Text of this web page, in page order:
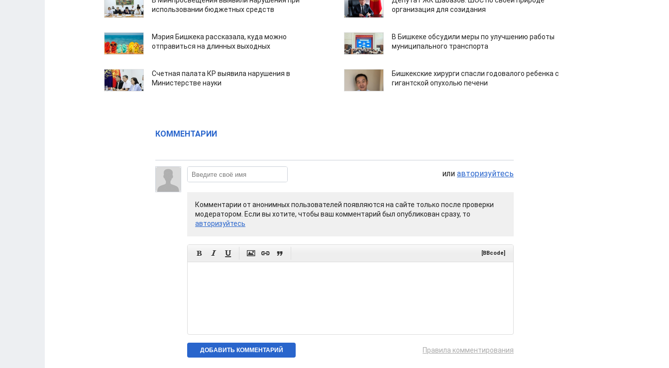
использовании бюджетных средств
организация для созидания
Мэрия Бишкека рассказала, куда можно
отправиться на длинных выходных
В Бишкеке обсудили меры по улучшению работы
муниципального транспорта
Счетная палата КР выявила нарушения в
Министерстве науки
Бишкекские хирурги спасли годовалого ребенка с
гигантской опухолью печени
КОММЕНТАРИИ
или авторизуйтесь
Комментарии от анонимных пользователей появляются на сайте только после проверки
модератором. Если вы хотите, чтобы ваш комментарий был опубликован сразу, то
авторизуйтесь
      [BBcode]
Правила комментирования